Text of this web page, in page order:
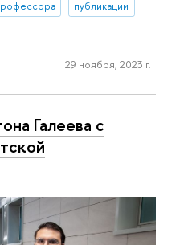
публикации
29 ноября, 2023 г.
Галеева с